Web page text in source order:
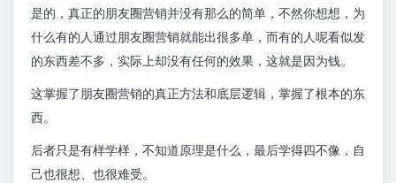
是的，真正的朋友圈营销并没有那么的简单，不然你想想，为
什么有的人通过朋友圈营销就能出很多单，而有的人呢看似发
的东西差不多，实际上却没有任何的效果，这就是因为钱。
这掌握了朋友圈营销的真正方法和底层逻辑，掌握了根本的东
西。
后者只是有样学样，不知道原理是什么，最后学得四不像，自
己也很想、也很难受。